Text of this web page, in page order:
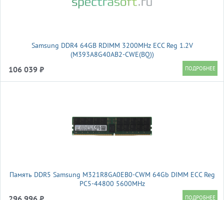
Samsung DDR4 64GB RDIMM 3200MHz ECC Reg 1.2V
(M393A8G40AB2-CWE(BQ))
106 039 ₽
Память DDR5 Samsung M321R8GA0EB0-CWM 64Gb DIMM ECC Reg
PC5-44800 5600MHz